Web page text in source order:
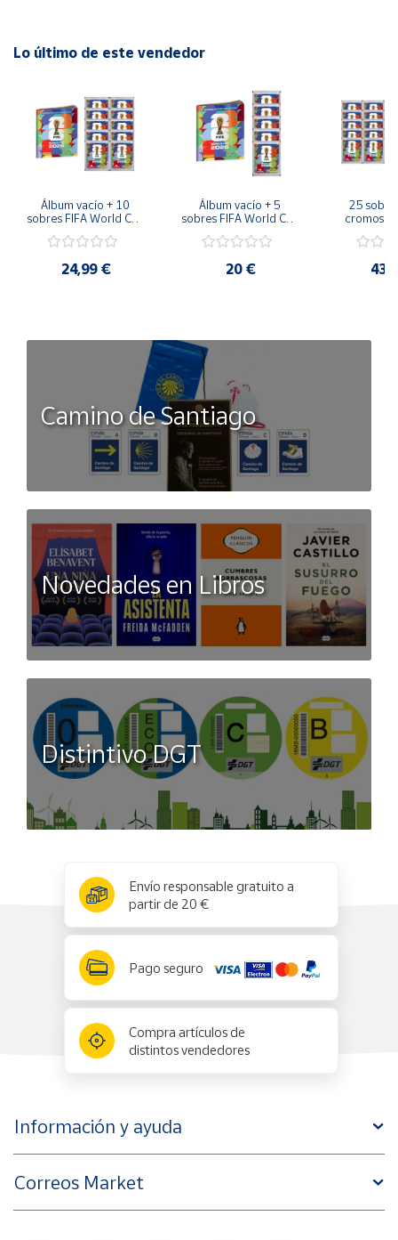
Lo último de este vendedor
Álbum vacío + 10
sobres FIFA World Cup
Colección Oficial
24,99 €
Álbum vacío + 5
sobres FIFA World Cup
Colección Oficial
20 €
25
cromos
Sticker
Camino de Santiago
Novedades en Libros
Distintivo DGT
Envío responsable gratuito a
partir de 20 €
Pago seguro
Compra artículos de
distintos vendedores
Información y ayuda
Correos Market